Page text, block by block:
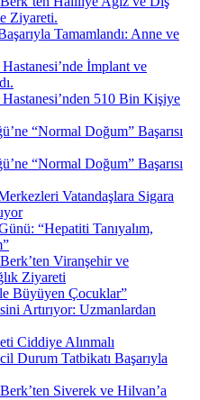
Ziyareti.
Tamamlandı: Anne ve
İmplant ve
510 Bin Kişiye
“Normal Doğum” Başarısı
“Normal Doğum” Başarısı
Vatandaşlara Sigara
“Hepatiti Tanıyalım,
Viranşehir ve
Ziyareti
Büyüyen Çocuklar”
Artırıyor: Uzmanlardan
Ciddiye Alınmalı
Durum Tatbikatı Başarıyla
Siverek ve Hilvan’a